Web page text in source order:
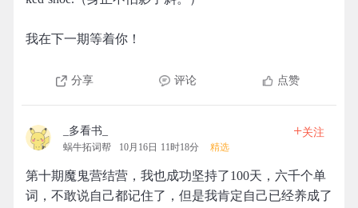
我在下一期等着你！
分享 评论 点赞
_多看书_
蜗牛拓词帮 10月16日 11时18分 精选
+关注
第十期魔鬼营结营，我也成功坚持了100天，六千个单
词，不敢说自己都记住了，但是我肯定自己已经养成了